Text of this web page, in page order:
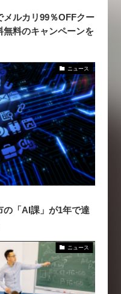
メルカリ99％OFFクー
料のキャンペーンを
ニュース
の「AI課」が1年で達
ニュース